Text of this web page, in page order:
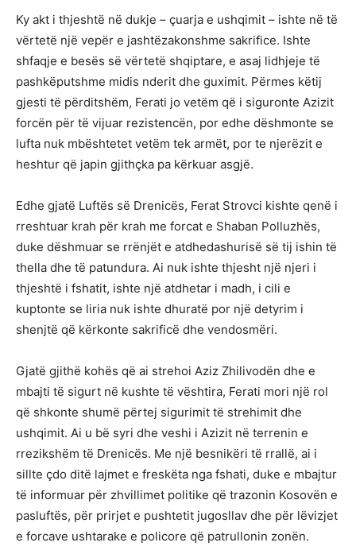
Ky akt i thjeshtë në dukje – çuarja e ushqimit – ishte në të
vërtetë një vepër e jashtëzakonshme sakrifice. Ishte
shfaqje e besës së vërtetë shqiptare, e asaj lidhjeje të
pashkëputshme midis nderit dhe guximit. Përmes këtij
gjesti të përditshëm, Ferati jo vetëm që i siguronte Azizit
forcën për të vijuar rezistencën, por edhe dëshmonte se
lufta nuk mbështetet vetëm tek armët, por te njerëzit e
heshtur që japin gjithçka pa kërkuar asgjë.
Edhe gjatë Luftës së Drenicës, Ferat Strovci kishte qenë i
rreshtuar krah për krah me forcat e Shaban Polluzhës,
duke dëshmuar se rrënjët e atdhedashurisë së tij ishin të
thella dhe të patundura. Ai nuk ishte thjesht një njeri i
thjeshtë i fshatit, ishte një atdhetar i madh, i cili e
kuptonte se liria nuk ishte dhuratë por një detyrim i
shenjtë që kërkonte sakrificë dhe vendosmëri.
Gjatë gjithë kohës që ai strehoi Aziz Zhilivodën dhe e
mbajti të sigurt në kushte të vështira, Ferati mori një rol
që shkonte shumë përtej sigurimit të strehimit dhe
ushqimit. Ai u bë syri dhe veshi i Azizit në terrenin e
rrezikshëm të Drenicës. Me një besnikëri të rrallë, ai i
sillte çdo ditë lajmet e freskëta nga fshati, duke e mbajtur
të informuar për zhvillimet politike që trazonin Kosovën e
pasluftës, për prirjet e pushtetit jugosllav dhe për lëvizjet
e forcave ushtarake e policore që patrullonin zonën.